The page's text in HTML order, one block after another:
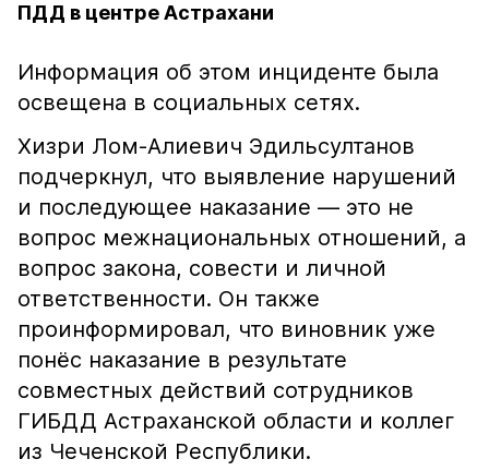
ПДД в центре Астрахани
Информация об этом инциденте была
освещена в социальных сетях.
Хизри Лом-Алиевич Эдильсултанов
подчеркнул, что выявление нарушений
и последующее наказание — это не
вопрос межнациональных отношений, а
вопрос закона, совести и личной
ответственности. Он также
проинформировал, что виновник уже
понёс наказание в результате
совместных действий сотрудников
ГИБДД Астраханской области и коллег
из Чеченской Республики.